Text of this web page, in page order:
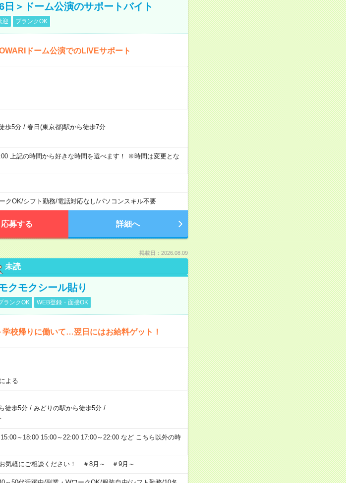
＞ドーム公演のサポートバイト
迎 ブランクOK
ドーム公演でのLIVEサポート
歩5分/ 春日(東京都)駅から徒歩7分
上記の時間から好きな時間を選べます！ ※時間は変更とな
クOK/シフト勤務/電話対応なし/パソコンスキル不要
応募する 詳細へ
掲載日：2026.08.09
未読
クモクシール貼り
ランクOK WEB登録・面接OK
校帰りに働いて…翌日にはお給料ゲット！
よる
徒歩5分/ みどりの駅から徒歩5分/
～18:00 15:00～22:00 17:00～22:00 など こちら以外の時
気軽にご相談ください！ ＃8月～ ＃9月～